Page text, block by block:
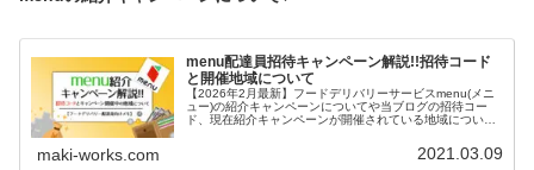
menu配達員招待キャンペーン解説!!招待コード
と開催地域について
【2026年2月最新】フードデリバリーサービスmenu(メニ
ュー)の紹介キャンペーンについてや当ブログの招待コー
ド、現在紹介キャンペーンが開催されている地域について
maki-works.com 2021.03.09